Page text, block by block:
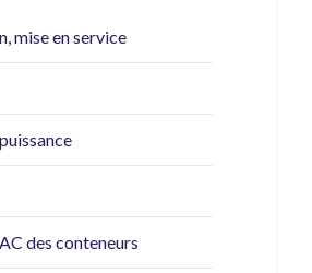
mise en service
des conteneurs